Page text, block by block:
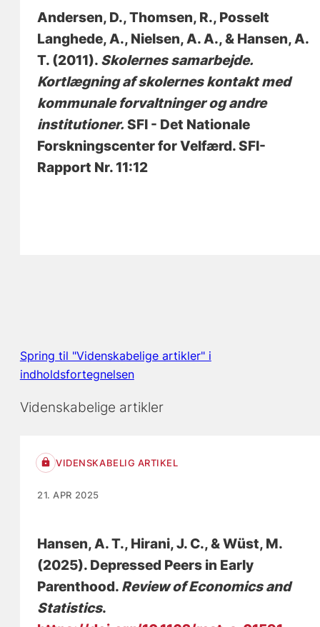
Andersen, D., Thomsen, R., Posselt
Langhede, A., Nielsen, A. A., & Hansen, A.
T. (2011). Skolernes samarbejde.
Kortlægning af skolernes kontakt med
kommunale forvaltninger og andre
institutioner. SFI - Det Nationale
Forskningscenter for Velfærd. SFI-
Rapport Nr. 11:12
Spring til "Videnskabelige artikler" i
indholdsfortegnelsen
Videnskabelige artikler
VIDENSKABELIG ARTIKEL
21. APR 2025
Hansen, A. T., Hirani, J. C., & Wüst, M.
(2025). Depressed Peers in Early
Parenthood. Review of Economics and
Statistics.